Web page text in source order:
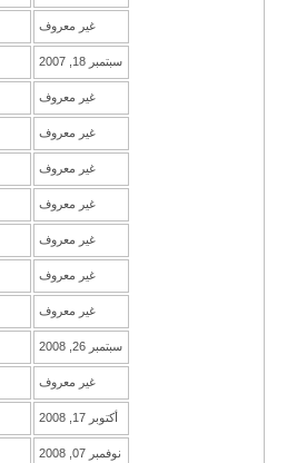
غير معروف
سبتمبر 18, 2007
غير معروف
غير معروف
غير معروف
غير معروف
غير معروف
غير معروف
غير معروف
سبتمبر 26, 2008
غير معروف
أكتوبر 17, 2008
نوفمبر 07, 2008